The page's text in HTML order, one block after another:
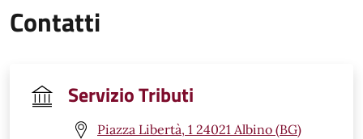
Contatti
Servizio Tributi
Piazza Libertà, 1 24021 Albino (BG)